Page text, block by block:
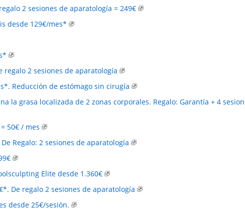
2 sesiones de aparatología = 249€
desde 129€/mes*
2 sesiones de aparatología
Reducción de estómago sin cirugía
la grasa localizada de 2 zonas corporales. Regalo: Garantía + 4
50€ / mes
Regalo: 2 sesiones de aparatología
Elite desde 1.360€
De regalo 2 sesiones de aparatología
desde 25€/sesión.